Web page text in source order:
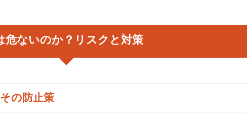
ないのか？リスクと対策
の防止策